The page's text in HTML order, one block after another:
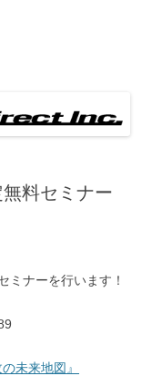
料セミナー
ミナーを行います！
未来地図』